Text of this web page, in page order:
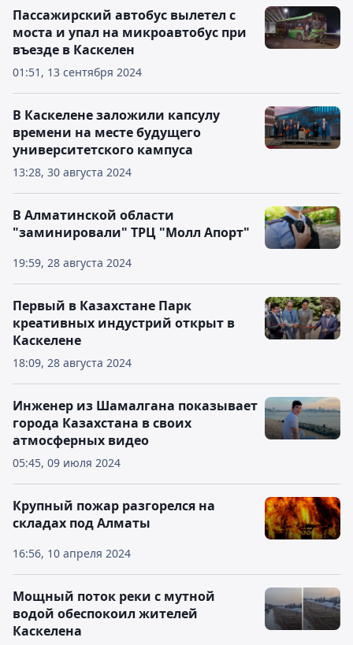
01:51, 13 сентября 2024
Пассажирский автобус вылетел с
моста и упал на микроавтобус при
въезде в Каскелен
13:28, 30 августа 2024
В Каскелене заложили капсулу
времени на месте будущего
университетского кампуса
19:59, 28 августа 2024
В Алматинской области
"заминировали" ТРЦ "Молл Апорт"
18:09, 28 августа 2024
Первый в Казахстане Парк
креативных индустрий открыт в
Каскелене
05:45, 09 июля 2024
Инженер из Шамалгана показывает
города Казахстана в своих
атмосферных видео
16:56, 10 апреля 2024
Крупный пожар разгорелся на
складах под Алматы
Мощный поток реки с мутной
водой обеспокоил жителей
Каскелена